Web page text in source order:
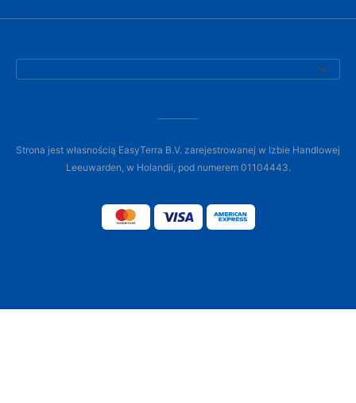
Strona jest własnością EasyTerra B.V. zarejestrowanej w Izbie Handlowej
Leeuwarden, w Holandii, pod numerem 01104443.